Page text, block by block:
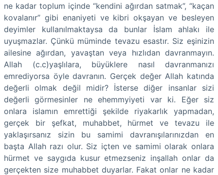
ne kadar toplum içinde “kendini ağırdan satmak”, “kaçan
kovalanır” gibi enaniyeti ve kibri okşayan ve besleyen
deyimler kullanılmaktaysa da bunlar İslam ahlakı ile
uyuşmazlar. Çünkü müminde tevazu esastır. Siz eşinizin
ailesine ağırdan, yavaştan veya hızlıdan davranmayın.
Allah (c.c)yaşlılara, büyüklere nasıl davranmanızı
emrediyorsa öyle davranın. Gerçek değer Allah katında
değerli olmak değil midir? İsterse diğer insanlar sizi
değerli görmesinler ne ehemmyiyeti var ki. Eğer siz
onlara islamın emrettiği şekilde riyakarlık yapmadan,
gerçek bir şefkat, muhabbet, hürmet ve tevazu ile
yaklaşırsanız sizin bu samimi davranışılarınızdan en
başta Allah razı olur. Siz içten ve samimi olarak onlara
hürmet ve saygıda kusur etmezseniz inşallah onlar da
gerçekten size muhabbet duyarlar. Fakat onlar ne kadar